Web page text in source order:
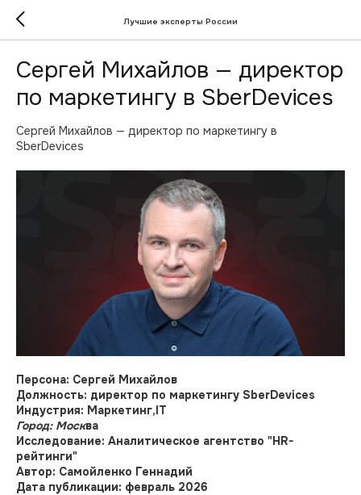
Лучшие эксперты России
Сергей Михайлов — директор
по маркетингу в SberDevices
Сергей Михайлов — директор по маркетингу в
SberDevices
Персона: Сергей Михайлов
Должность: директор по маркетингу SberDevices
Индустрия: Маркетинг,IT
Город: Москва
Исследование: Аналитическое агентство "HR-
рейтинги"
Автор: Самойленко Геннадий
Дата публикации: февраль 2026